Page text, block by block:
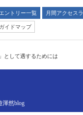
ントリー一覧 月間アクセス
ガイドマップ
として遇するためには
渾然blog